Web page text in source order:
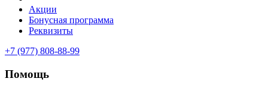
Акции
Бонусная программа
Реквизиты
+7 (977) 808-88-99
Помощь